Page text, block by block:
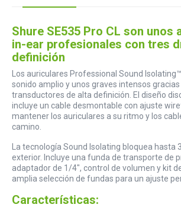
Shure SE535 Pro CL son unos
in-ear profesionales con tres
definición
Los auriculares Professional Sound
sonido amplio y unos graves intensos
transductores de alta definición. El diseño
incluye un cable desmontable con ajuste
mantener los auriculares a su ritmo y los
camino.
La tecnología Sound Isolating bloquea hasta
exterior. Incluye una funda de transporte de
adaptador de 1/4", control de volumen y kit
amplia selección de fundas para un ajuste
Características: